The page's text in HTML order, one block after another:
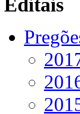
Editais